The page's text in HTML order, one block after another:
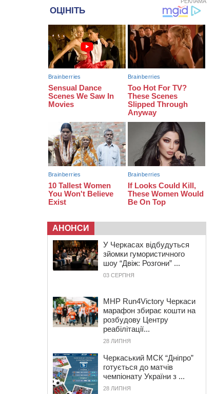
громаду повертається полеглий
07:30 Понад 968 мільйонів гривень
земельного податку сплатили на
Черкащині
06 СЕРПНЯ 2026, ЧЕТВЕР
21:13
Вісім медалей, з яких чотири
золоті: черкаські спортсмени
тріумфували на чемпіонаті України
На Черкащині спека
протримається ще день
АНОНСИ
У Черкасах відбудуться
зйомки гумористичного
шоу “Двіж: Розгони” ...
03 СЕРПНЯ
MHP Run4Victory Черкаси
марафон збирає кошти на
розбудову Центру
реабілітації...
28 ЛИПНЯ
Черкаський МСК “Дніпро”
готується до матчів
чемпіонату України з ...
28 ЛИПНЯ